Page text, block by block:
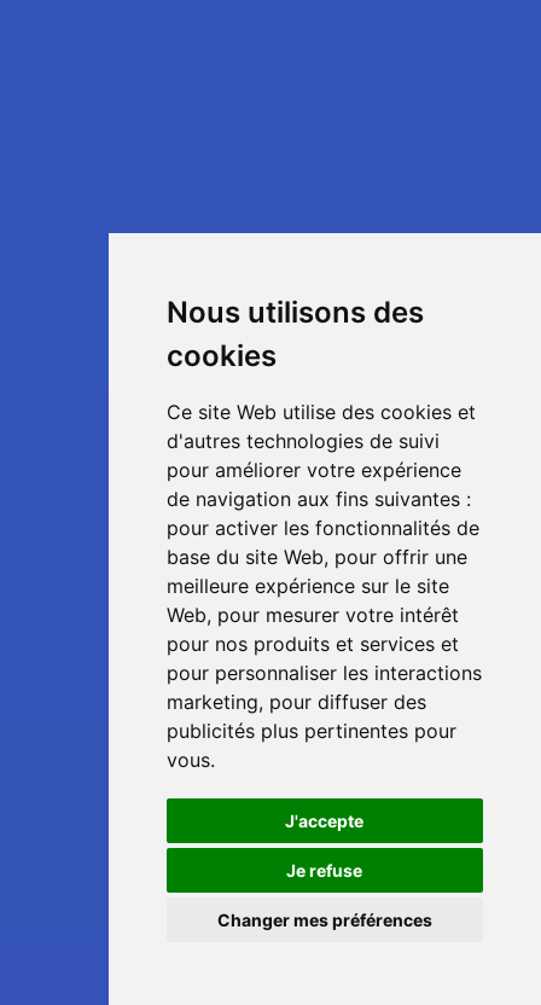
Nous utilisons des
cookies
Ce site Web utilise des cookies et
d'autres technologies de suivi
pour améliorer votre expérience
de navigation aux fins suivantes :
pour activer les fonctionnalités de
base du site Web, pour offrir une
meilleure expérience sur le site
Web, pour mesurer votre intérêt
pour nos produits et services et
pour personnaliser les interactions
marketing, pour diffuser des
publicités plus pertinentes pour
vous.
J'accepte
Je refuse
Changer mes préférences
📞